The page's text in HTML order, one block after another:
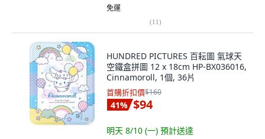
免運
(11)
HUNDRED PICTURES 百耘圖 氣球天
空鐵盒拼圖 12 x 18cm HP-BX036016,
Cinnamoroll, 1個, 36片
首購折扣價$160
41% $94
明天 8/10 (一) 預計送達